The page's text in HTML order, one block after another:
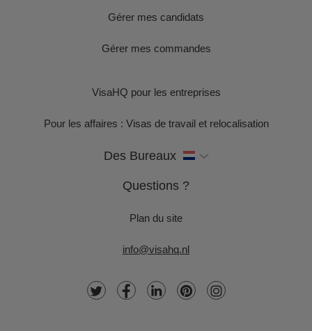
Gérer mes candidats
Gérer mes commandes
VisaHQ pour les entreprises
Pour les affaires : Visas de travail et relocalisation
Des Bureaux
Questions ?
Plan du site
info@visahq.nl